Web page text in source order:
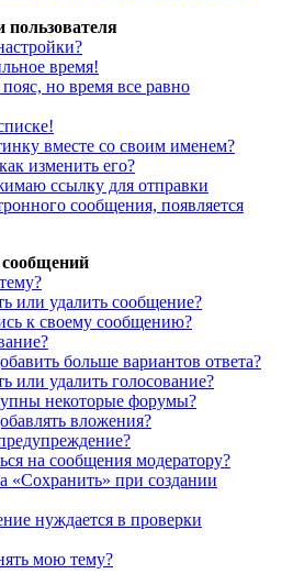
время!
но время все равно
вместе со своим именем?
изменить его?
ссылку для отправки
сообщения, появляется
или удалить сообщение?
к своему сообщению?
больше вариантов ответа?
или удалить голосование?
некоторые форумы?
вложения?
на сообщения модератору?
«Сохранить» при создании
нуждается в проверки
мою тему?